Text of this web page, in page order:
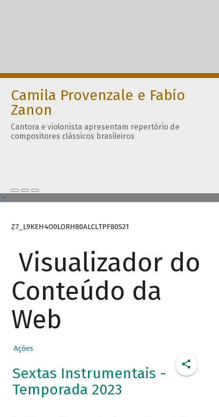
Camila Provenzale e Fabio
Zanon
Cantora e violonista apresentam repertório de
compositores clássicos brasileiros
Z7_L9KEH4O0LORH80ALCLTPF80S21
Visualizador do
Conteúdo da
Web
Ações
Sextas Instrumentais -
Temporada 2023